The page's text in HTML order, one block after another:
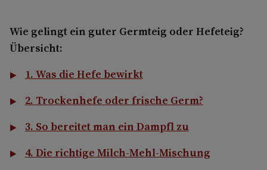
Wie gelingt ein guter Germteig oder Hefeteig?
Übersicht:
1. Was die Hefe bewirkt
2. Trockenhefe oder frische Germ?
3. So bereitet man ein Dampfl zu
4. Die richtige Milch-Mehl-Mischung